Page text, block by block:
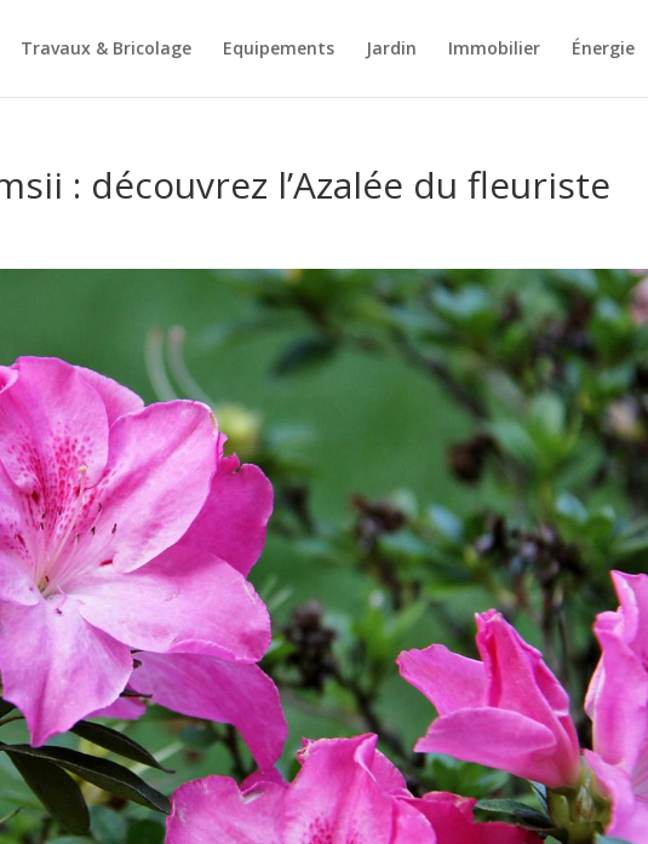
Travaux & Bricolage Equipements Jardin Immobilier Énergie
: découvrez l’Azalée du fleuriste